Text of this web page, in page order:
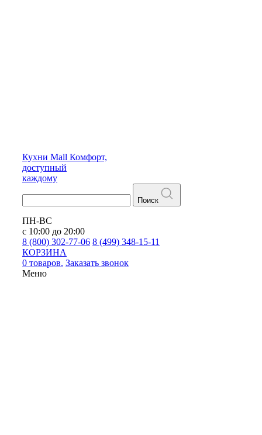
Кухни Mall Комфорт,
доступный
каждому
Поиск
ПН-ВС
с 10:00 до 20:00
8 (800) 302-77-06 8 (499) 348-15-11
КОРЗИНА
0 товаров. Заказать звонок
Меню